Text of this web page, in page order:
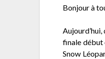
Bonjour à
Aujourd’hui,
finale début
Snow